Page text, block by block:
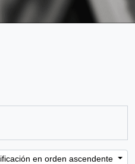
en orden ascendente